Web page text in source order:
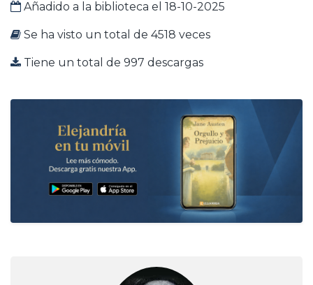
Añadido a la biblioteca el 18-10-2025
Se ha visto un total de 4518 veces
Tiene un total de 997 descargas